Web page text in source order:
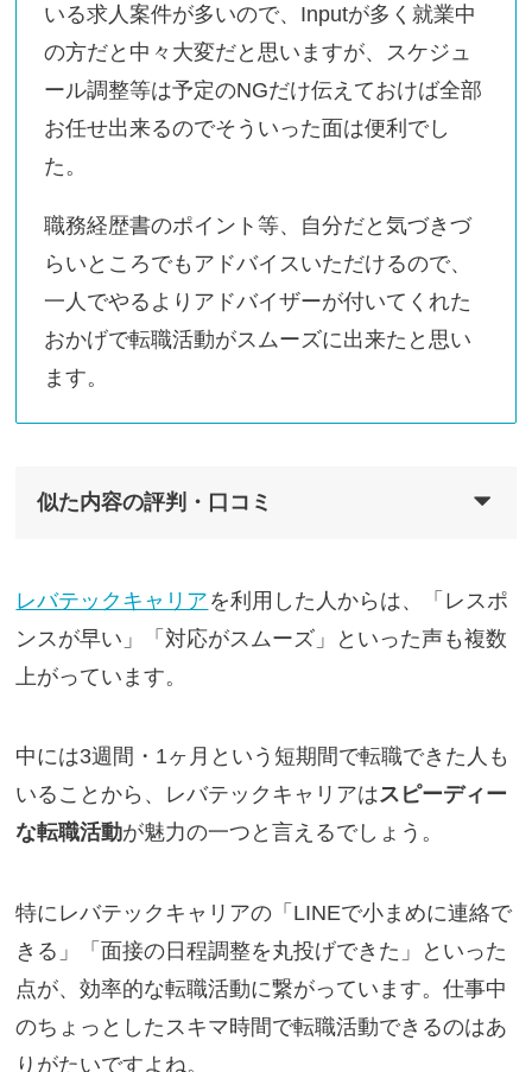
いる求人案件が多いので、Inputが多く就業中
の方だと中々大変だと思いますが、スケジュ
ール調整等は予定のNGだけ伝えておけば全部
お任せ出来るのでそういった面は便利でし
た。
職務経歴書のポイント等、自分だと気づきづ
らいところでもアドバイスいただけるので、
一人でやるよりアドバイザーが付いてくれた
おかげで転職活動がスムーズに出来たと思い
ます。
似た内容の評判・口コミ
レバテックキャリア を利用した人からは、「レスポ
ンスが早い」「対応がスムーズ」といった声も複数
上がっています。
中には3週間・1ヶ月という短期間で転職できた人も
いることから、レバテックキャリアはスピーディー
な転職活動が魅力の一つと言えるでしょう。
特にレバテックキャリアの「LINEで小まめに連絡で
きる」「面接の日程調整を丸投げできた」といった
点が、効率的な転職活動に繋がっています。仕事中
のちょっとしたスキマ時間で転職活動できるのはあ
りがたいですよね。